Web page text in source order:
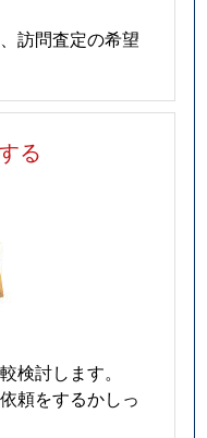
訪問査定の希望
る
検討します。
頼をするかしっ